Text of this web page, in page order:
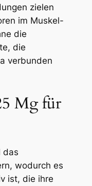
zielen
im Muskel-
die
die
verbunden
Mg für
das
wodurch es
ist, die ihre